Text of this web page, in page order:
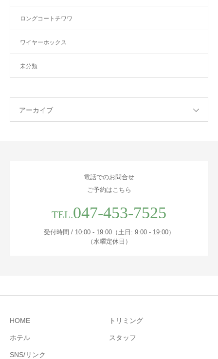
ロングコートチワワ
ワイヤーホックス
未分類
アーカイブ
電話でのお問合せ
ご予約はこちら
TEL.047-453-7525
受付時間 / 10:00 - 19:00（土日: 9:00 - 19:00）
（水曜定休日）
HOME トリミング
ホテル スタッフ
SNS/リンク